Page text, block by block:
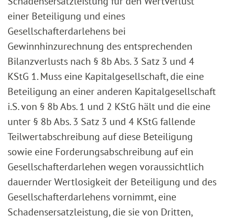
einer Beteiligung und eines
Gesellschafterdarlehens bei
Gewinnhinzurechnung des entsprechenden
Bilanzverlusts nach § 8b Abs. 3 Satz 3 und 4
KStG 1. Muss eine Kapitalgesellschaft, die eine
Beteiligung an einer anderen Kapitalgesellschaft
i.S. von § 8b Abs. 1 und 2 KStG hält und die eine
unter § 8b Abs. 3 Satz 3 und 4 KStG fallende
Teilwertabschreibung auf diese Beteiligung
sowie eine Forderungsabschreibung auf ein
Gesellschafterdarlehen wegen voraussichtlich
dauernder Wertlosigkeit der Beteiligung und des
Gesellschafterdarlehens vornimmt, eine
Schadensersatzleistung, die sie von Dritten,